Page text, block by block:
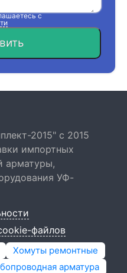
с
2015" с 2015
импортных
арматуры,
УФ-
файлов
Хомуты ремонтные
арматура